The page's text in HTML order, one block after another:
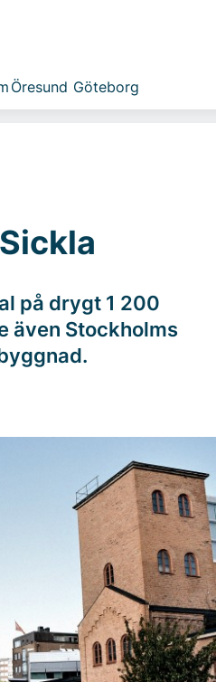
Öresund Göteborg
på drygt 1 200
även Stockholms